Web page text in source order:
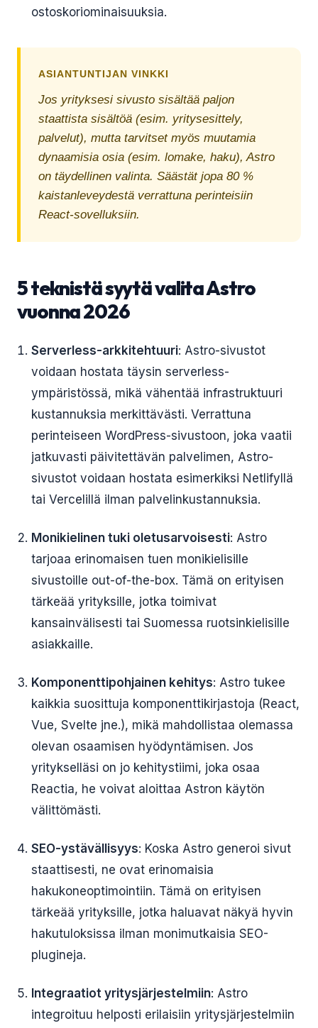
ostoskoriominaisuuksia.
ASIANTUNTIJAN VINKKI
Jos yrityksesi sivusto sisältää paljon
staattista sisältöä (esim. yritysesittely,
palvelut), mutta tarvitset myös muutamia
dynaamisia osia (esim. lomake, haku), Astro
on täydellinen valinta. Säästät jopa 80 %
kaistanleveydestä verrattuna perinteisiin
React-sovelluksiin.
5 teknistä syytä valita Astro
vuonna 2026
Serverless-arkkitehtuuri: Astro-sivustot
voidaan hostata täysin serverless-
ympäristössä, mikä vähentää infrastruktuuri
kustannuksia merkittävästi. Verrattuna
perinteiseen WordPress-sivustoon, joka vaatii
jatkuvasti päivitettävän palvelimen, Astro-
sivustot voidaan hostata esimerkiksi Netlifyllä
tai Vercelillä ilman palvelinkustannuksia.
Monikielinen tuki oletusarvoisesti: Astro
tarjoaa erinomaisen tuen monikielisille
sivustoille out-of-the-box. Tämä on erityisen
tärkeää yrityksille, jotka toimivat
kansainvälisesti tai Suomessa ruotsinkielisille
asiakkaille.
Komponenttipohjainen kehitys: Astro tukee
kaikkia suosittuja komponenttikirjastoja (React,
Vue, Svelte jne.), mikä mahdollistaa olemassa
olevan osaamisen hyödyntämisen. Jos
yritykselläsi on jo kehitystiimi, joka osaa
Reactia, he voivat aloittaa Astron käytön
välittömästi.
SEO-ystävällisyys: Koska Astro generoi sivut
staattisesti, ne ovat erinomaisia
hakukoneoptimointiin. Tämä on erityisen
tärkeää yrityksille, jotka haluavat näkyä hyvin
hakutuloksissa ilman monimutkaisia SEO-
plugineja.
Integraatiot yritysjärjestelmiin: Astro
integroituu helposti erilaisiin yritysjärjestelmiin